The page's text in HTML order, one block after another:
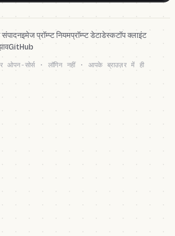
संपादनइमेज प्रॉम्प्ट नियमप्रॉम्प्ट डेटाडेस्कटॉप क्लाइंट
GitHub
ओपन-सोर्स · लॉगिन नहीं · आपके ब्राउज़र में ही